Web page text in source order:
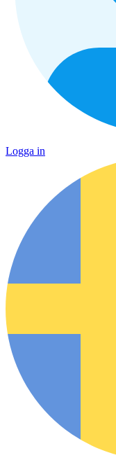
Logga in